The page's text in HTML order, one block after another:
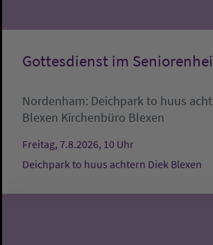
Gottesdienst im
Nordenham: Deichpark to huus
Blexen Kirchenbüro Blexen
Freitag, 7.8.2026, 10 Uhr
Deichpark to huus achtern Diek Blexen